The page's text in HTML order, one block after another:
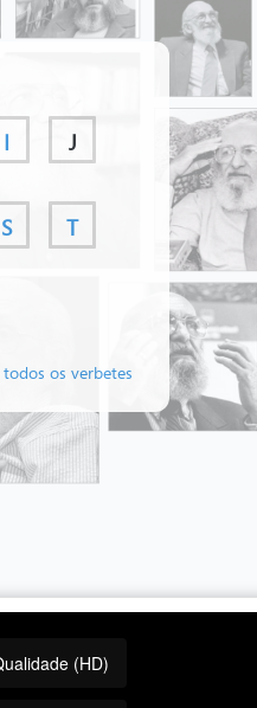
I J
S T
todos os verbetes
(HD)